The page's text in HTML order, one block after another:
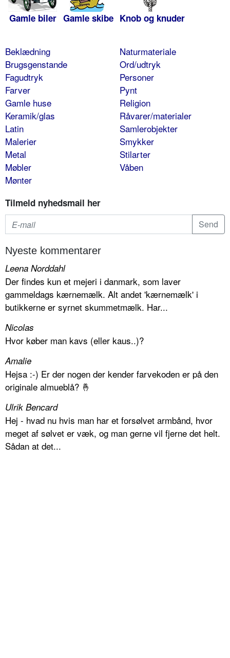
Gamle biler Gamle skibe Knob og knuder
Beklædning
Brugsgenstande
Fagudtryk
Farver
Gamle huse
Keramik/glas
Latin
Malerier
Metal
Møbler
Mønter
Naturmateriale
Ord/udtryk
Personer
Pynt
Religion
Råvarer/materialer
Samlerobjekter
Smykker
Stilarter
Våben
Tilmeld nyhedsmail her
Nyeste kommentarer
Leena Norddahl
Der findes kun et mejeri i danmark, som laver
gammeldags kærnemælk. Alt andet 'kærnemælk' i
butikkerne er syrnet skummetmælk. Har...
Nicolas
Hvor køber man kavs (eller kaus..)?
Amalie
Hejsa :-) Er der nogen der kender farvekoden er på den
originale almueblå? 🤞
Ulrik Bencard
Hej - hvad nu hvis man har et forsølvet armbånd, hvor
meget af sølvet er væk, og man gerne vil fjerne det helt.
Sådan at det...